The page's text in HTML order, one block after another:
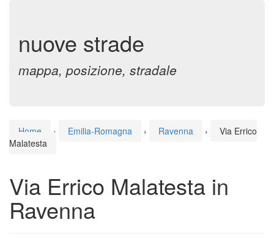
nuove strade
mappa, posizione, stradale
Home › Emilia-Romagna › Ravenna ›
Via Errico
Malatesta
Via Errico Malatesta in
Ravenna